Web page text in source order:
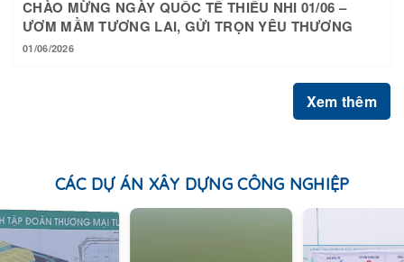
01/06/2026